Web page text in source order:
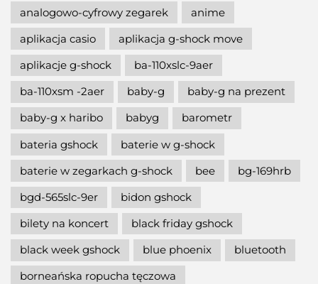
analogowo-cyfrowy zegarek
anime
aplikacja casio
aplikacja g-shock move
aplikacje g-shock
ba-110xslc-9aer
ba-110xsm -2aer
baby-g
baby-g na prezent
baby-g x haribo
babyg
barometr
bateria gshock
baterie w g-shock
baterie w zegarkach g-shock
bee
bg-169hrb
bgd-565slc-9er
bidon gshock
bilety na koncert
black friday gshock
black week gshock
blue phoenix
bluetooth
borneańska ropucha tęczowa